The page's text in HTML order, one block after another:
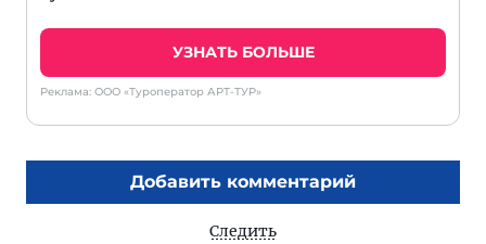
УЗНАТЬ БОЛЬШЕ
Реклама: ООО «Туроператор АРТ-ТУР»
Добавить комментарий
Следить